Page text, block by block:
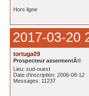
Hors ligne
2017-03-20
tortuga09
Prospecteur assermentÃ©
Lieu: sud-ouest
Date d'inscription: 2006-08-12
Messages: 11237